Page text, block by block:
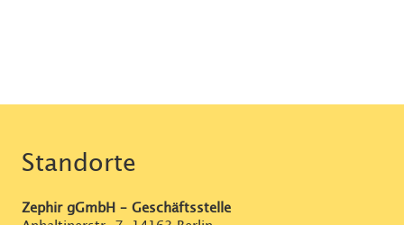
Standorte
Zephir gGmbH – Geschäftsstelle